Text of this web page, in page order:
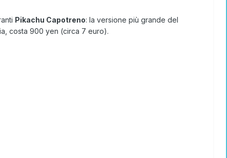
Pikachu Capotreno: la versione più grande del
costa 900 yen (circa 7 euro).